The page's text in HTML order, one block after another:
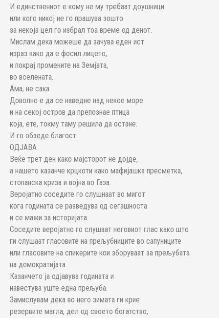
И единствениот е кому не му требаат доушници
или кого никој не го прашува зошто
за некоја цел го избрал тоа време од денот.
Мислам дека можеше да зачува еден ист
израз како да е фосил лицето,
и покрај промените на Земјата,
во вселената.
Ама, не сака.
Доволно е да се наведне над некое море
и на секој остров да препознае птица
која, ете, токму таму решила да остане.
И го обзеде благост.
ОДЈАВА
Веќе трет ден како мајсторот не дојде,
а нашето казанче крцкоти како мафијашка пресметка,
стопанска криза и војна во Газа.
Веројатно соседите го слушнаат во мигот
кога годината се разведува од сегашноста
и се мажи за историјата.
Соседите веројатно го слушаат неговиот глас како што
ги слушаат гласовите на прељубниците во сапуниците
или гласовите на спикерите кои зборуваат за прељубата
на демократијата.
Казанчето ја одјавува годината и
навестува уште една прељуба.
Замислувам дека во него зимата ги крие
резервите магла, дел од своето богатство,